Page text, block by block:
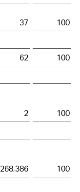
37
100
62
100
2
100
268,386
100